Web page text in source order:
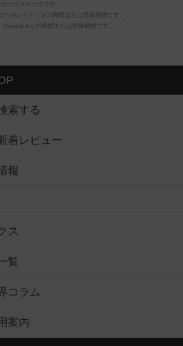
ービスマークです。
ポレイテッドの商標または登録商標です。
Inc.の商標または登録商標です。
索する
着レビュー
報
ス
覧
コラム
案内